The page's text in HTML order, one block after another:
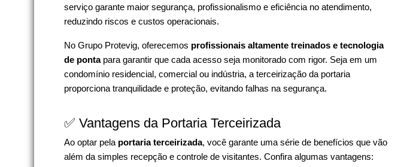
serviço garante maior segurança, profissionalismo e eficiência no atendimento,
reduzindo riscos e custos operacionais.
No Grupo Protevig, oferecemos profissionais altamente treinados e tecnologia
de pontapara garantir que cada acesso seja monitorado com rigor. Seja em um
condomínio residencial, comercial ou indústria, a terceirização da portaria
proporciona tranquilidade e proteção, evitando falhas na segurança.
✅ Vantagens da Portaria Terceirizada
Ao optar pela portaria terceirizada, você garante uma série de benefícios que vão
além da simples recepção e controle de visitantes. Confira algumas vantagens: